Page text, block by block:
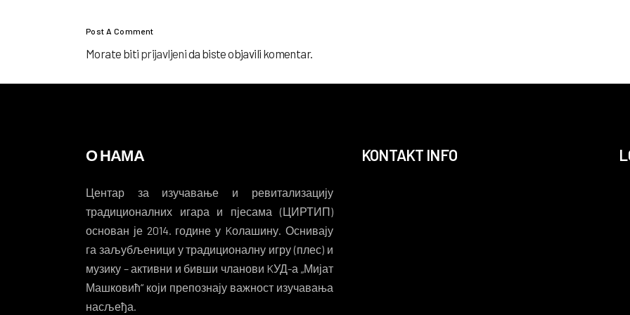
Post A Comment
Morate biti prijavljenida biste objavili komentar.
О НАМА
Центар за изучавање и ревитализацију
традиционалних игара и пјесама (ЦИРТИП)
основан је 2014. године у Kолашину. Оснивају
га заљубљеници у традиционалну игру (плес) и
музику – активни и бивши чланови KУД-а „Мијат
Машковић“ који препознају важност изучавања
насљеђа.
KONTAKT INFO